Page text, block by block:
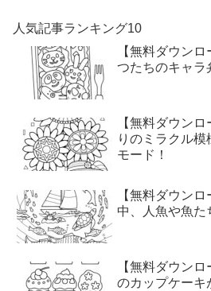
人気記事ランキング10
【無料ダウン
つたちのキャラ
【無料ダウン
りのミラクル
モード！
【無料ダウン
中、人魚や魚た
【無料ダウン
のカップケーキ